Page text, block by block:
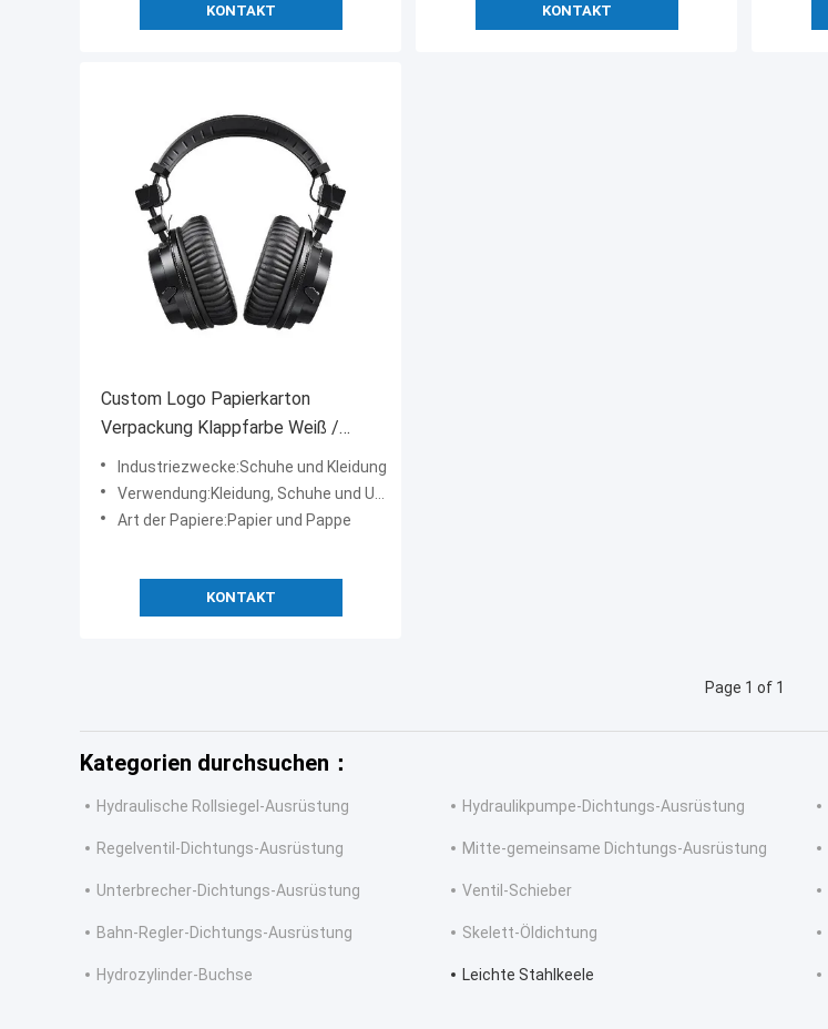
KONTAKT KONTAKT
Custom Logo Papierkarton
Verpackung Klappfarbe Weiß /
Schwarz / Roségold Luxus
Magnetgeschenk-Box mit
Bandverschluss
Industriezwecke:Schuhe und Kleidung
Verwendung:Kleidung, Schuhe und Unterwäsche
Art der Papiere:Papier und Pappe
KONTAKT
Page 1 of 1
Kategorien durchsuchen：
Hydraulische Rollsiegel-Ausrüstung Hydraulikpumpe-Dichtungs-Ausrüstung
Regelventil-Dichtungs-Ausrüstung Mitte-gemeinsame Dichtungs-Ausrüstung
Unterbrecher-Dichtungs-Ausrüstung Ventil-Schieber
Bahn-Regler-Dichtungs-Ausrüstung Skelett-Öldichtung
Hydrozylinder-Buchse Leichte Stahlkeele